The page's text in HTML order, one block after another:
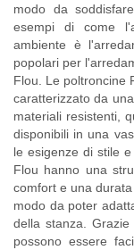
modo da
esempi di come
ambiente è
popolari per
Flou. Le poltroncine
caratterizzato da
materiali resistenti,
disponibili in una
le esigenze di stile
Flou hanno una
comfort e una
modo da poter
della stanza.
possono essere